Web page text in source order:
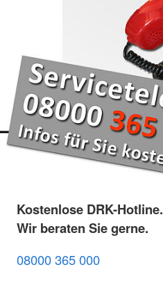
Kostenlose DRK-Hotline.
Wir beraten Sie gerne.
08000 365 000